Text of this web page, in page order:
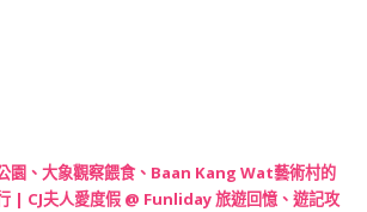
園、大象觀察餵食、Baan Kang Wat藝術村的
| CJ夫人愛度假 @ Funliday 旅遊回憶、遊記攻